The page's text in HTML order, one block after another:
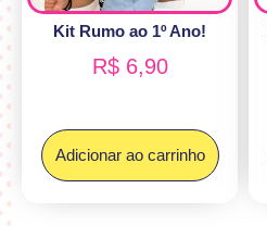
Kit Rumo ao 1º Ano!
R$6,90
Adicionar ao carrinho